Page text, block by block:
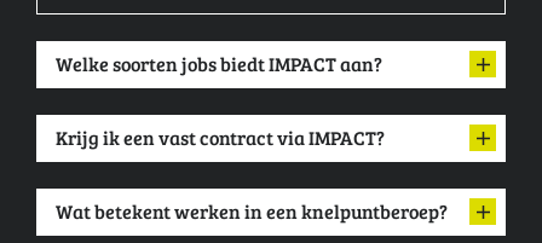
Welke soorten jobs biedt IMPACT aan?
Krijg ik een vast contract via IMPACT?
Wat betekent werken in een knelpuntberoep?